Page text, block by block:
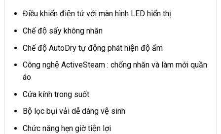
Điều khiển điện tử với màn hình LED hiển thị
Chế độ sấy không nhăn
Chế độ AutoDry tự động phát hiện độ ẩm
Công nghệ ActiveSteam : chống nhăn và làm mới quần
áo
Cửa kính trong suốt
Bộ lọc bụi vải dễ dàng vệ sinh
Chức năng hẹn giờ tiện lợi